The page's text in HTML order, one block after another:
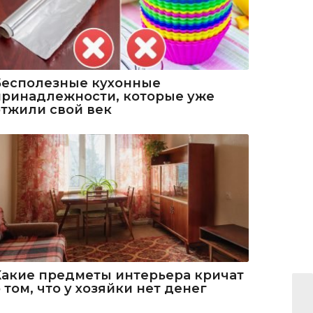
кухонные
которые уже
свой век
предметы интерьера кричат
том, что у хозяйки нет денег